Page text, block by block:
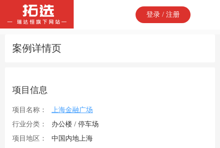
登录 / 注册
案例详情页
项目信息
项目名称：
上海金融广场
行业分类：
办公楼 / 停车场
项目地区：
中国内地上海